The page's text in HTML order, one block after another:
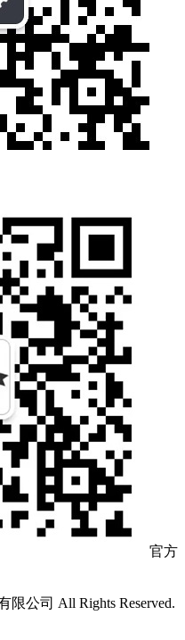
官方
限公司 All Rights Reserved.